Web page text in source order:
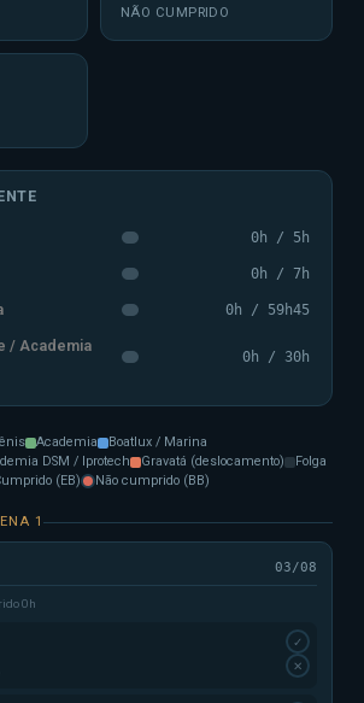
NÃO CUMPRIDO
0h / 5h
0h / 7h
0h / 59h45
/ Academia
0h / 30h
Academia
Boatlux / Marina
DSM / Iprotech
Gravatá (deslocamento)
Folga
(EB)
Não cumprido (BB)
1
03/08
0h
✓
✕